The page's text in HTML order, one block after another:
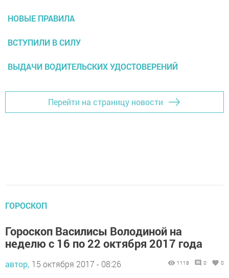
НОВЫЕ ПРАВИЛА
ВСТУПИЛИ В СИЛУ
ВЫДАЧИ ВОДИТЕЛЬСКИХ УДОСТОВЕРЕНИЙ
Перейти на страницу новости
ГОРОСКОП
Гороскоп Василисы Володиной на
неделю с 16 по 22 октября 2017 года
автор, 15 октября 2017 - 08:26 1118 0 0